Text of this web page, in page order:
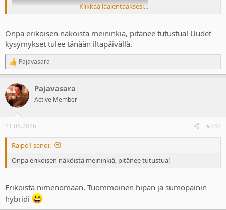
Klikkaa laajentaaksesi...
Onpa erikoisen näköistä meininkiä, pitänee tutustua! Uudet
kysymykset tulee tänään iltapäivällä.
R
e
c
t
i
s
:
Pajavasara
Pajavasara
Active Member
11.06.2026 #240
Raipe1 sanoi:
Onpa erikoisen näköistä meininkiä, pitänee tutustua!
Erikoista nimenomaan. Tuommoinen hipan ja sumopainin
hybridi